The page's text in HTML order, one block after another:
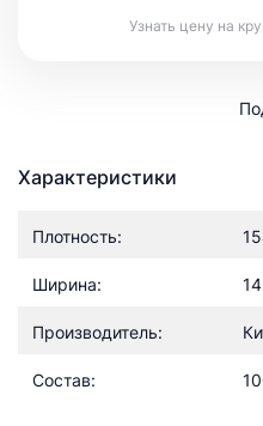
Узнать цену на
Характеристики
Плотность:
Ширина:
Производитель:
Состав: